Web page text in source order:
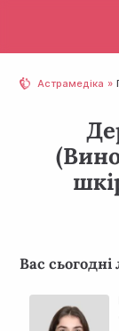
Астрамедіка
Вас сьогодні